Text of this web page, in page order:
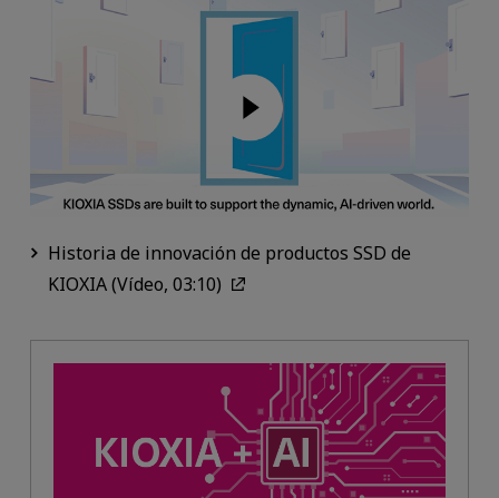
Historia de innovación de productos SSD de
KIOXIA (Vídeo, 03:10)